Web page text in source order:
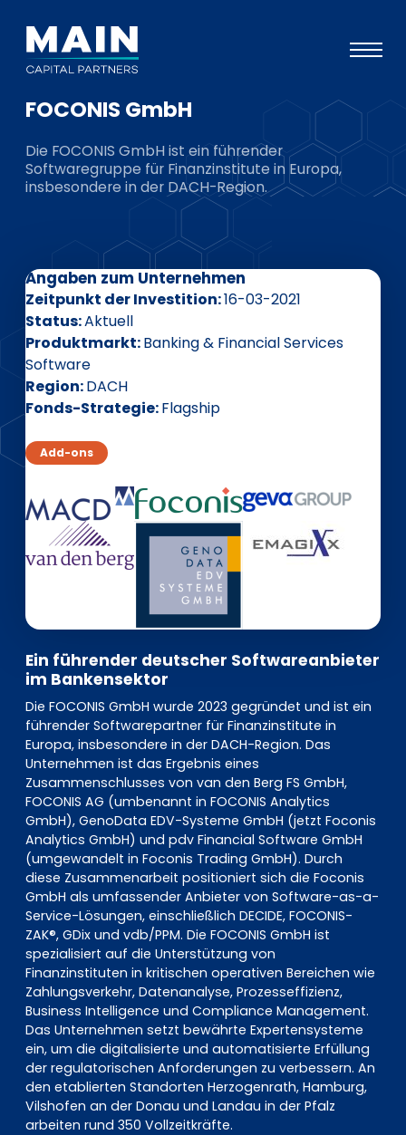
Portfolio
Ansatz
Wissen
ESG
Über uns
EN DE
Investor Portal
Pulse login
FOCONIS GmbH
Die FOCONIS GmbH ist ein führender
Softwaregruppe für Finanzinstitute in Europa,
insbesondere in der DACH-Region.
Angaben zum Unternehmen
Zeitpunkt der Investition 16-03-2021
Status Aktuell
Produktmarkt Banking & Financial Services
Software
Region DACH
Fonds-Strategie Flagship
Add-ons
Ein führender deutscher Softwareanbieter
im Bankensektor
Die FOCONIS GmbH wurde 2023 gegründet und ist ein
führender Softwarepartner für Finanzinstitute in
Europa, insbesondere in der DACH-Region. Das
Unternehmen ist das Ergebnis eines
Zusammenschlusses von van den Berg FS GmbH,
FOCONIS AG (umbenannt in FOCONIS Analytics
GmbH), GenoData EDV-Systeme GmbH (jetzt Foconis
Analytics GmbH) und pdv Financial Software GmbH
(umgewandelt in Foconis Trading GmbH). Durch
diese Zusammenarbeit positioniert sich die Foconis
GmbH als umfassender Anbieter von Software-as-a-
Service-Lösungen, einschließlich DECIDE, FOCONIS-
ZAK®, GDix und vdb/PPM. Die FOCONIS GmbH ist
spezialisiert auf die Unterstützung von
Finanzinstituten in kritischen operativen Bereichen wie
Zahlungsverkehr, Datenanalyse, Prozesseffizienz,
Business Intelligence und Compliance Management.
Das Unternehmen setzt bewährte Expertensysteme
ein, um die digitalisierte und automatisierte Erfüllung
der regulatorischen Anforderungen zu verbessern. An
den etablierten Standorten Herzogenrath, Hamburg,
Vilshofen an der Donau und Landau in der Pfalz
arbeiten rund 350 Vollzeitkräfte.